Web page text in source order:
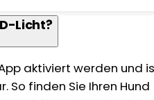
Licht?
aktiviert werden und
So finden Sie Ihren Hund